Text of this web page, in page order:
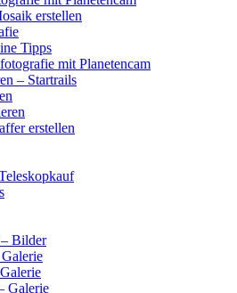
erstellen
Tipps
mit Planetencam
– Startrails
erstellen
– Bilder
Galerie